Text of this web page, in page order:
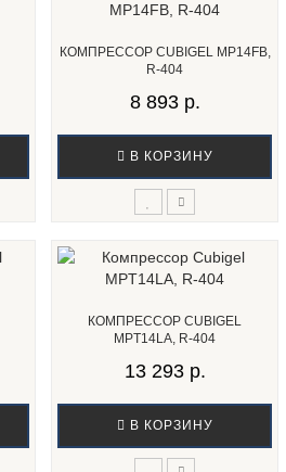
КОМПРЕССОР CUBIGEL MP14FB,
R-404
8 893 р.
В КОРЗИНУ
КОМПРЕССОР CUBIGEL
MPT14LA, R-404
13 293 р.
В КОРЗИНУ